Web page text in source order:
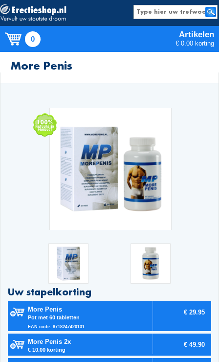
0 Artikelen
€ 0.00 korting
More Penis
Uw stapelkorting
More Penis
Pot met 60 tabletten
EAN code: 8718247420131
€ 29.95
More Penis 2x
€ 10.00 korting
€ 49.90